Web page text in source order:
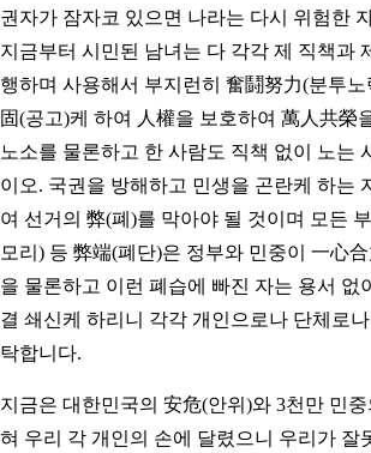
권자가 잠자코 있으면 나라는 다시 위험한
지금부터 시민된 남녀는 다 각각 제 직책과
행하며 사용해서 부지런히 奮鬪努力(분투
固(공고)케 하여 人權을 보호하여 萬人共榮
노소를 물론하고 한 사람도 직책 없이 노는
이오. 국권을 방해하고 민생을 곤란케 하는
여 선거의 弊(폐)를 막아야 될 것이며 모든
모리) 등 弊端(폐단)은 정부와 민중이 一心
을 물론하고 이런 폐습에 빠진 자는 용서 없
결 쇄신케 하리니 각각 개인으로나 단체로
탁합니다.
지금은 대한민국의 安危(안위)와 3천만 민
혀 우리 각 개인의 손에 달렸으니 우리가 잘